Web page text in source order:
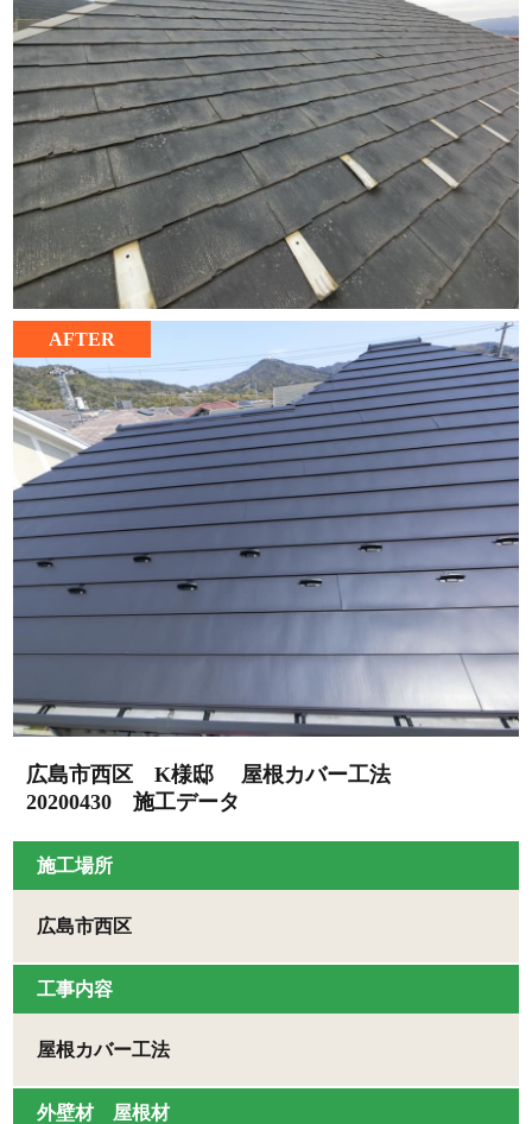
AFTER
広島市西区 K様邸 屋根カバー工法
20200430 施工データ
施工場所
広島市西区
工事内容
屋根カバー工法
外壁材 屋根材